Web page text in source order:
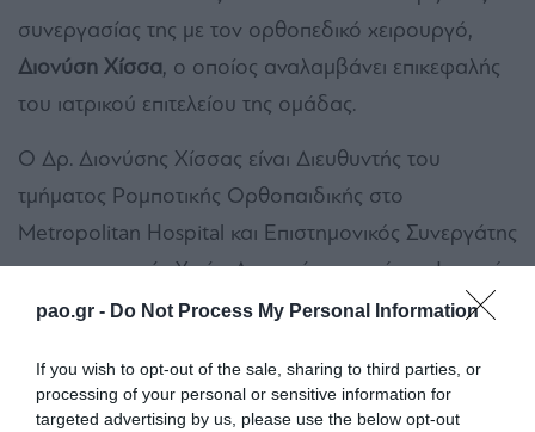
pao.gr - Do Not Process My Personal Information
If you wish to opt-out of the sale, sharing to third parties, or
processing of your personal or sensitive information for
targeted advertising by us, please use the below opt-out
συνεργασίας της με τον ορθοπεδικό χειρουργό,
Διονύση Χίσσα, ο οποίος αναλαμβάνει επικεφαλής
του ιατρικού επιτελείου της ομάδας.
Ο Δρ. Διονύσης Χίσσας είναι Διευθυντής του
τμήματος Ρομποτικής Ορθοπαιδικής στο
Metropolitan Hospital και Επιστημονικός Συνεργάτης
στο νοσοκομείο Υγεία. Αποφοίτησε από την Ιατρική
Σχολή του Πανεπιστημίου Αθηνών και είναι
Αναγορεύθηκε αριστούχος διδάκτωρ του
Δημοκριτείου Πανεπιστημίου, ενώ μετεκπαιδεύτηκε